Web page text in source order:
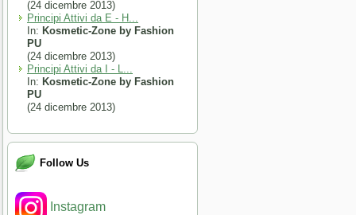
(24 dicembre 2013)
Principi Attivi da E - H...
In: Kosmetic-Zone by Fashion
PU
(24 dicembre 2013)
Principi Attivi da I - L...
In: Kosmetic-Zone by Fashion
PU
(24 dicembre 2013)
Follow Us
Instagram